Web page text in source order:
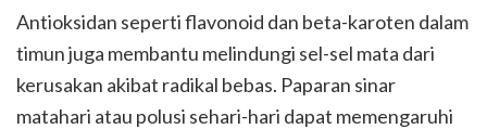
Antioksidan seperti flavonoid dan beta-karoten dalam
timun juga membantu melindungi sel-sel mata dari
kerusakan akibat radikal bebas. Paparan sinar
matahari atau polusi sehari-hari dapat memengaruhi